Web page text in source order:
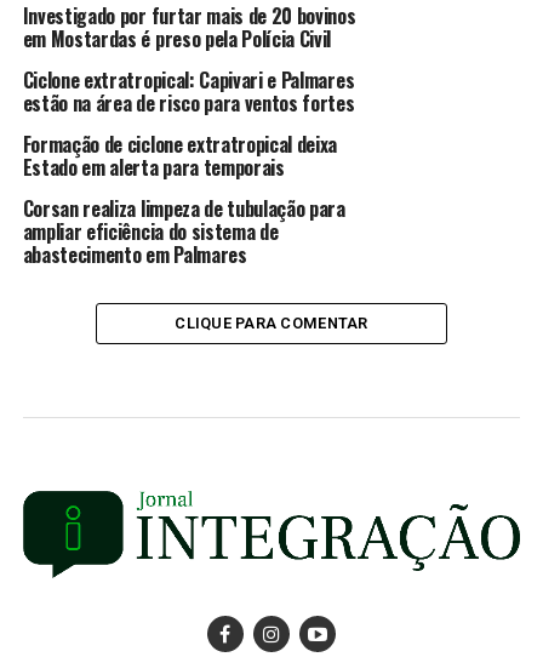
Investigado por furtar mais de 20 bovinos
em Mostardas é preso pela Polícia Civil
Ciclone extratropical: Capivari e Palmares
estão na área de risco para ventos fortes
Formação de ciclone extratropical deixa
Estado em alerta para temporais
Corsan realiza limpeza de tubulação para
ampliar eficiência do sistema de
abastecimento em Palmares
CLIQUE PARA COMENTAR